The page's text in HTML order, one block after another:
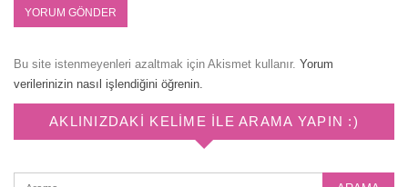
Bu site istenmeyenleri azaltmak için Akismet kullanır. Yorum
verilerinizin nasıl işlendiğini öğrenin.
AKLINIZDAKI KELIME ILE ARAMA YAPIN :)